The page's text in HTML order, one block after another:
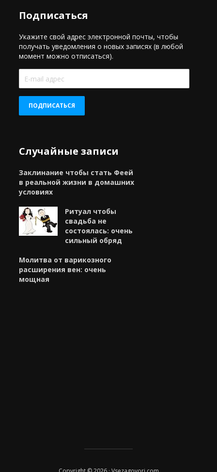
Подписаться
Укажите свой адрес электронной почты, чтобы
получать уведомления о новых записях (в любой
момент можно отписаться).
mail
ПОДПИСАТЬСЯ
Случайные записи
Заклинание чтобы стать Феей
в реальной жизни в домашних
условиях
Ритуал чтобы
свадьба не
состоялась: очень
сильный обряд
Молитва от варикозного
расширения вен: очень
мощная